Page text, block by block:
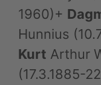
1960)+
Hunnius
Kurt Arthur
(17.3.1885-